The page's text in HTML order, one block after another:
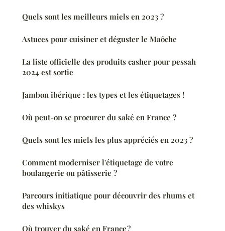
Quels sont les meilleurs miels en 2023 ?
Astuces pour cuisiner et déguster le Maôche
La liste officielle des produits casher pour pessah
2024 est sortie
Jambon ibérique : les types et les étiquetages !
Où peut-on se procurer du saké en France ?
Quels sont les miels les plus appréciés en 2023 ?
Comment moderniser l'étiquetage de votre
boulangerie ou pâtisserie ?
Parcours initiatique pour découvrir des rhums et
des whiskys
Où trouver du saké en France ?